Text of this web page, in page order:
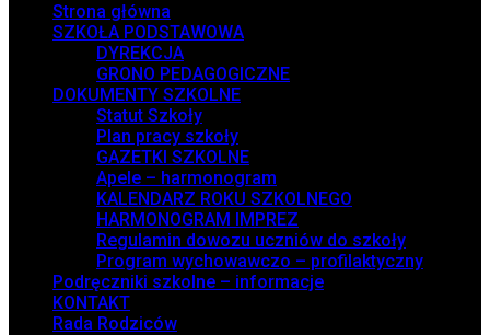
Strona główna
SZKOŁA PODSTAWOWA
DYREKCJA
GRONO PEDAGOGICZNE
DOKUMENTY SZKOLNE
Statut Szkoły
Plan pracy szkoły
GAZETKI SZKOLNE
Apele – harmonogram
KALENDARZ ROKU SZKOLNEGO
HARMONOGRAM IMPREZ
Regulamin dowozu uczniów do szkoły
Program wychowawczo – profilaktyczny
Podręczniki szkolne – informacje
KONTAKT
Rada Rodziców